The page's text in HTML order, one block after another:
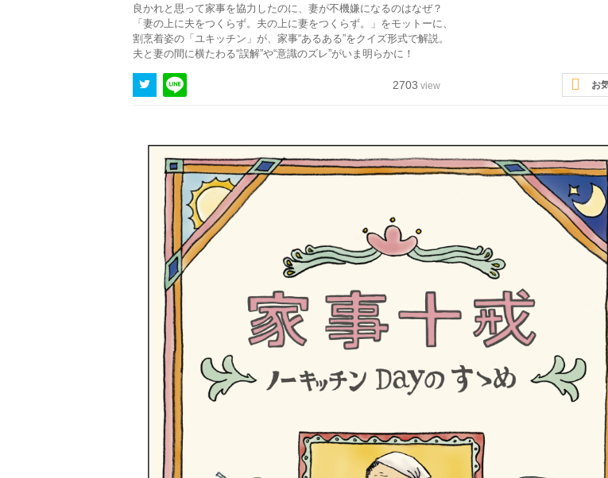
良かれと思って家事を協力したのに、妻が不機嫌になるのはなぜ？
「妻の上に夫をつくらず。夫の上に妻をつくらず。」をモットーに、
割烹着姿の「ユキッチン」が、家事“あるある”をクイズ形式で解説。
夫と妻の間に横たわる“誤解”や“意識のズレ”がいま明らかに！
2703 view お